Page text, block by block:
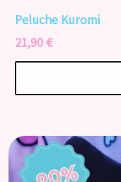
Peluche Kuromi
21,90 €